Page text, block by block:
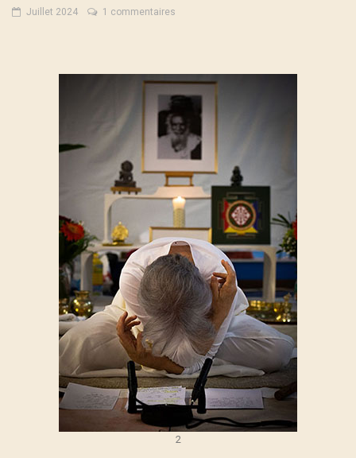
Juillet 2024 1 commentaires
2